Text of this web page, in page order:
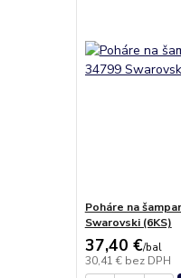
Poháre na
Swarovski (6KS)
37,40 €/bal
30,41 € bez DPH